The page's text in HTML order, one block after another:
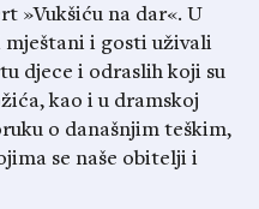
»Vukšiću na dar«. U
mještani i gosti uživali
djece i odraslih koji su
kao i u dramskoj
o današnjim teškim,
se naše obitelji i